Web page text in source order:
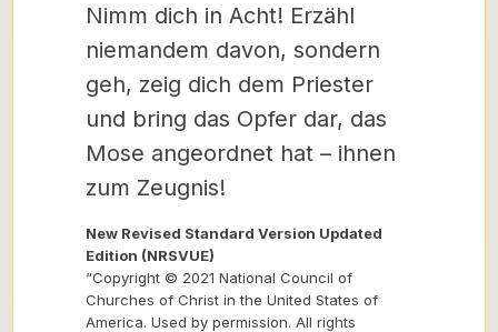
Nimm dich in Acht! Erzähl
niemandem davon, sondern
geh, zeig dich dem Priester
und bring das Opfer dar, das
Mose angeordnet hat – ihnen
zum Zeugnis!
New Revised Standard Version Updated
Edition (NRSVUE)
“Copyright © 2021 National Council of
Churches of Christ in the United States of
America. Used by permission. All rights